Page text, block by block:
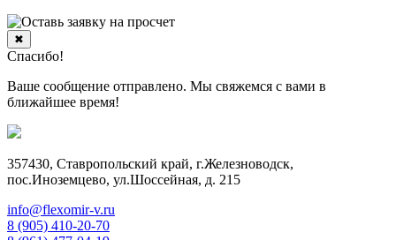
✖
Спасибо!
Ваше сообщение отправлено. Мы свяжемся с вами в
ближайшее время!
357430, Ставропольский край, г.Железноводск,
пос.Иноземцево, ул.Шоссейная, д. 215
info@flexomir-v.ru
8 (905) 410-20-70